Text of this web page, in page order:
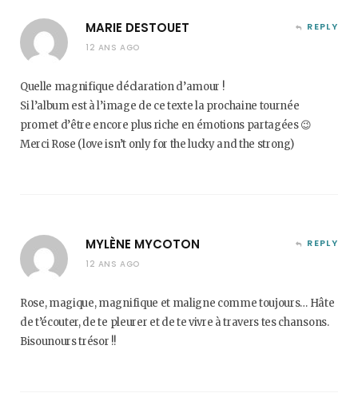
MARIE DESTOUET
12 ANS AGO
REPLY
Quelle magnifique déclaration d’amour !
Si l’album est à l’image de ce texte la prochaine tournée
promet d’être encore plus riche en émotions partagées 😉
Merci Rose (love isn’t only for the lucky and the strong)
MYLÈNE MYCOTON
12 ANS AGO
REPLY
Rose, magique, magnifique et maligne comme toujours… Hâte
de t’écouter, de te pleurer et de te vivre à travers tes chansons.
Bisounours trésor !!